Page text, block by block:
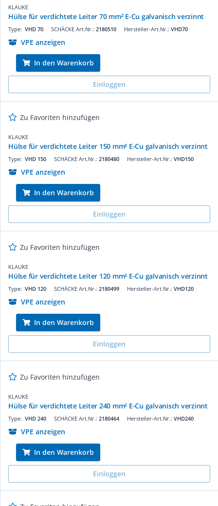
KLAUKE
Hülse für verdichtete Leiter 70 mm² E-Cu galvanisch verzinnt
SCHÄCKE Art.Nr.: 2180510
Type: VHD 70 Hersteller-Art.Nr.: VHD70
VPE anzeigen
In den Warenkorb
Einloggen
Zu Favoriten hinzufügen
KLAUKE
Hülse für verdichtete Leiter 150 mm² E-Cu galvanisch verzinnt
SCHÄCKE Art.Nr.: 2180480
Type: VHD 150 Hersteller-Art.Nr.: VHD150
VPE anzeigen
In den Warenkorb
Einloggen
Zu Favoriten hinzufügen
KLAUKE
Hülse für verdichtete Leiter 120 mm² E-Cu galvanisch verzinnt
SCHÄCKE Art.Nr.: 2180499
Type: VHD 120 Hersteller-Art.Nr.: VHD120
VPE anzeigen
In den Warenkorb
Einloggen
Zu Favoriten hinzufügen
KLAUKE
Hülse für verdichtete Leiter 240 mm² E-Cu galvanisch verzinnt
SCHÄCKE Art.Nr.: 2180464
Type: VHD 240 Hersteller-Art.Nr.: VHD240
VPE anzeigen
In den Warenkorb
Einloggen